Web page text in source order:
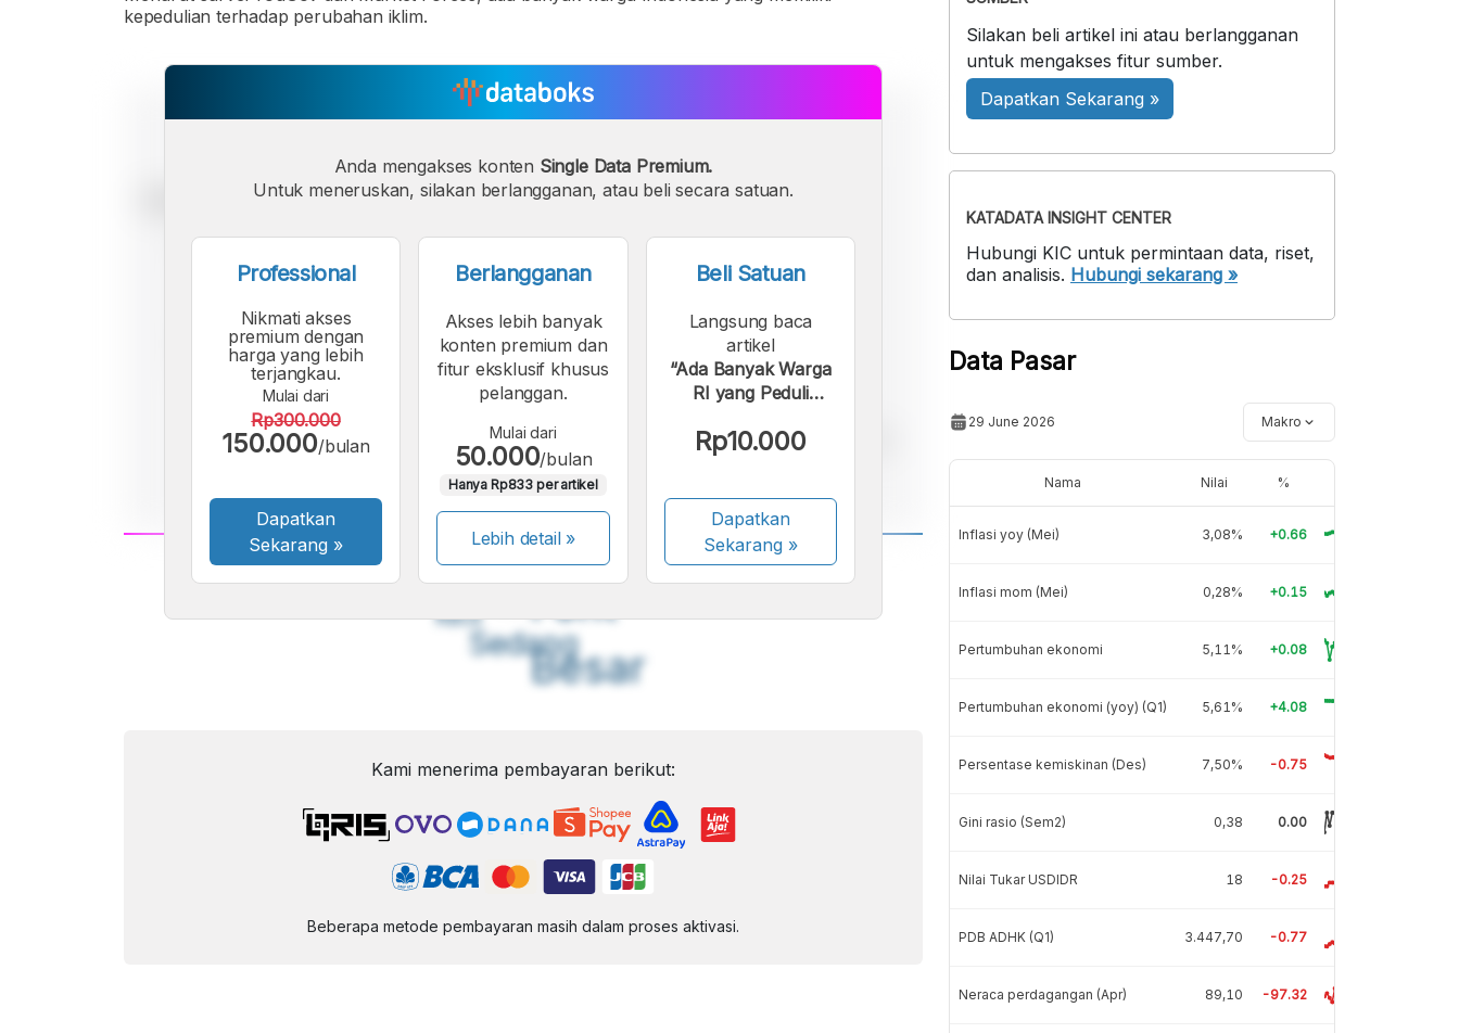
kepedulian terhadap perubahan iklim.
A
Font
Kecil
A
Sedang
A
Besar
Anda mengakses konten Single Data Premium.
Untuk meneruskan, silakan berlangganan, atau beli secara satuan.
Professional
Nikmati akses
premium dengan
harga yang lebih
terjangkau.
Mulai dari
Rp300.000
150.000/bulan
Dapatkan
Sekarang »
Berlangganan
Akses lebih banyak
konten premium dan
fitur eksklusif khusus
pelanggan.
Mulai dari
50.000/bulan
Hanya Rp833 per artikel
Lebih detail »
Beli Satuan
Langsung baca
artikel
“Ada Banyak Warga
RI yang Peduli
Iklim”.
Rp10.000
Dapatkan
Sekarang»
Kami menerima pembayaran berikut:
Beberapa metode pembayaran masih dalam proses aktivasi.
Silakan beli artikel ini atau berlangganan
untuk mengakses fitur sumber.
Dapatkan Sekarang »
KATADATA INSIGHT CENTER
Hubungi KIC untuk permintaan data, riset,
dan analisis. Hubungi sekarang »
Data Pasar
29 June 2026 Makro
Nama Nilai %
Inflasi yoy (Mei) 3,08% +0.66
Inflasi mom (Mei) 0,28% +0.15
Pertumbuhan ekonomi 5,11% +0.08
Pertumbuhan ekonomi (yoy) (Q1) 5,61% +4.08
Persentase kemiskinan (Des) 7,50% -0.75
Gini rasio (Sem2) 0,38 0.00
Nilai Tukar USDIDR 18 -0.25
PDB ADHK (Q1) 3.447,70 -0.77
Neraca perdagangan (Apr) 89,10 -97.32